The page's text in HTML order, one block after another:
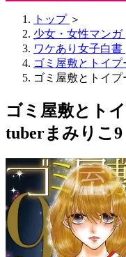
トップ ＞
少女・女性マンガ
ワケあり女子白書
ゴミ屋敷とトイプ
ゴミ屋敷とトイプ
ゴミ屋敷とト
tuberまみりこ9